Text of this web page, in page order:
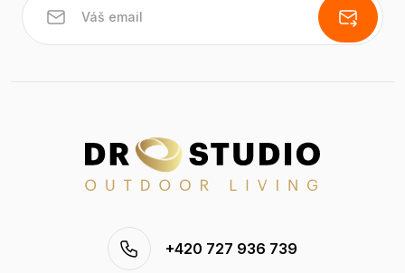
+420 727 936 739